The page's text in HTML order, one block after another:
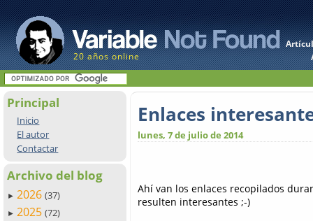
20 años online
Principal
Inicio
El autor
Contactar
Archivo del blog
► 2026 (37)
► 2025 (72)
Enlaces
lunes, 7 de julio de 2014
Ahí van los enlaces recopilados
resulten interesantes ;-)